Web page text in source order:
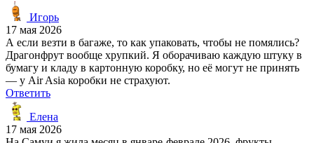
Игорь
17 мая 2026
А если везти в багаже, то как упаковать, чтобы не помялись?
Драгонфрут вообще хрупкий. Я оборачиваю каждую штуку в
бумагу и кладу в картонную коробку, но её могут не принять
— у Air Asia коробки не страхуют.
Ответить
Елена
17 мая 2026